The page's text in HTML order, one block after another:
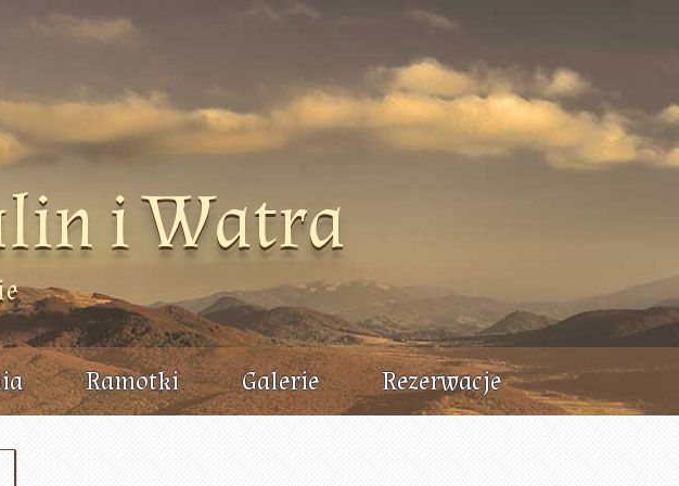
i Watra
Ramotki Galerie Rezerwacje